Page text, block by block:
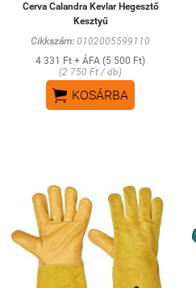
Cerva Calandra Kevlar Hegesztő
Kesztyű
Cikkszám: 0102005599110
4 331 Ft + ÁFA (5 500 Ft)
(2 750 Ft / db)
 KOSÁRBA